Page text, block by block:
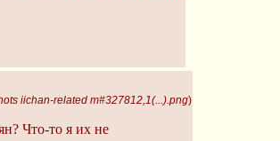
iichan-related m#327812,1(...).png)
Что-то я их не